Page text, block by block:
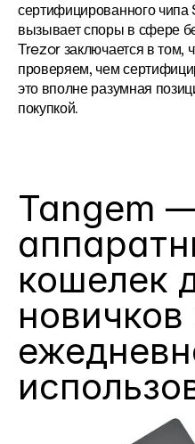
сертифицированного
вызывает споры в сфере
Trezor заключается в том,
проверяем, чем
это вполне разумная
покупкой.
Tangem
кошелек
новичков